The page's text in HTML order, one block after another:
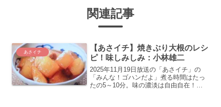
関連記事
あさイチ
【あさイチ】焼きぶり大根のレシ
ピ！味しみしみ：小林雄二
2025年11月19日放送の「あさイチ」の
「みんな！ゴハンだよ」煮る時間はたっ
たの5～10分。味の濃淡は自由自在！日